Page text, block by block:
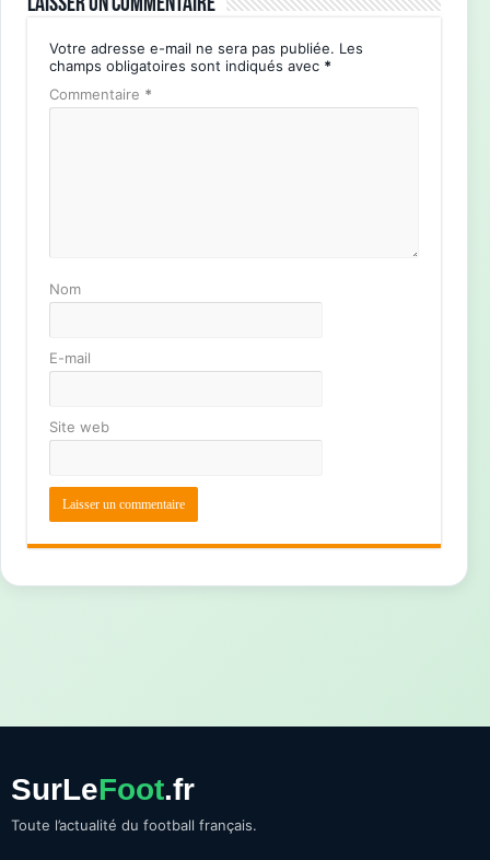
Laisser un commentaire
Votre adresse e-mail ne sera pas publiée. Les
champs obligatoires sont indiqués avec *
Commentaire *
Nom
E-mail
Site web
SurLeFoot.fr
Toute l’actualité du football français.